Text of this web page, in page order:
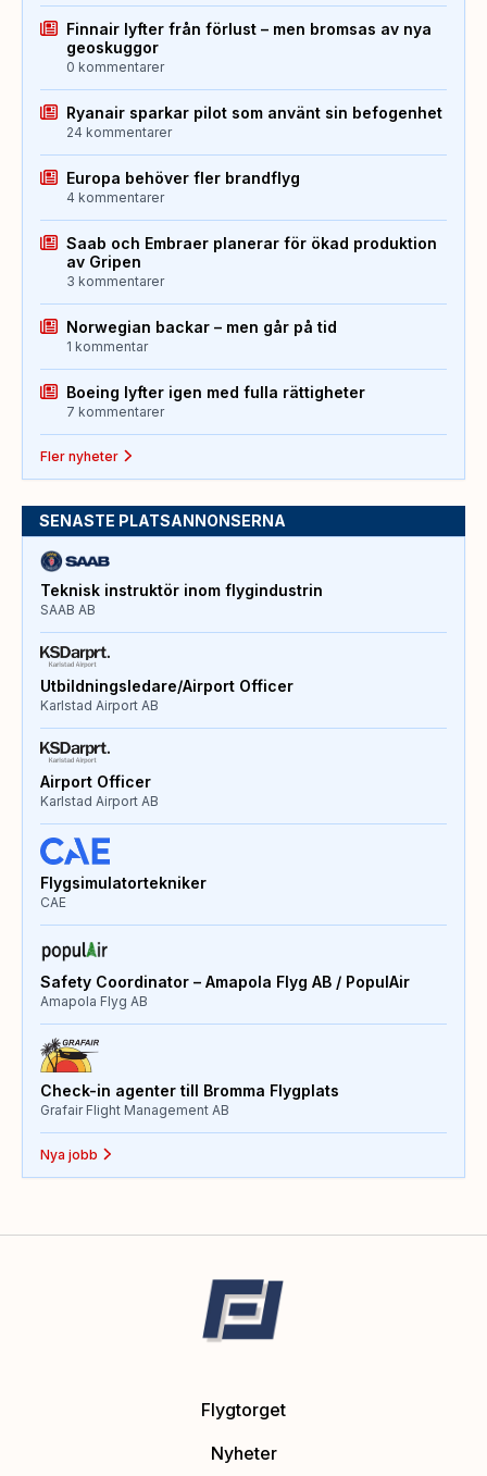
Finnair lyfter från förlust – men bromsas av nya
geoskuggor
0 kommentarer
Ryanair sparkar pilot som använt sin befogenhet
24 kommentarer
Europa behöver fler brandflyg
4 kommentarer
Saab och Embraer planerar för ökad produktion
av Gripen
3 kommentarer
Norwegian backar – men går på tid
1 kommentar
Boeing lyfter igen med fulla rättigheter
7 kommentarer
Fler nyheter
SENASTE PLATSANNONSERNA
Teknisk instruktör inom flygindustrin
SAAB AB
Utbildningsledare/Airport Officer
Karlstad Airport AB
Airport Officer
Karlstad Airport AB
Flygsimulatortekniker
CAE
Safety Coordinator – Amapola Flyg AB / PopulAir
Amapola Flyg AB
Check-in agenter till Bromma Flygplats
Grafair Flight Management AB
Nya jobb
Flygtorget
Nyheter